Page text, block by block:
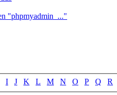
"phpmyadmin_..."
I J K L M N O P Q R